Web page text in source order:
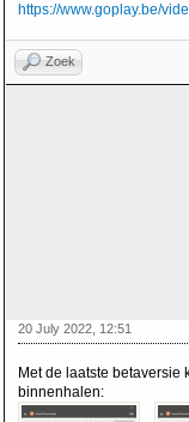
https://www.goplay.be/
Zoek
20 July 2022, 12:51
Met de laatste
binnenhalen: